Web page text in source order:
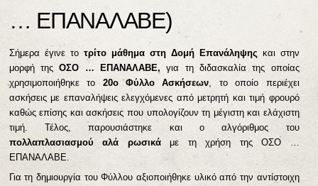
… ΕΠΑΝΑΛΑΒΕ)
Σήμερα έγινε το τρίτομάθημα στη Δομή Επανάληψης και στην
μορφή τηςΟΣΟ … ΕΠΑΝΑΛΑΒΕ, για τη διδασκαλία της οποίας
χρησιμοποιήθηκε το 20ο Φύλλο Ασκήσεων , το οποίο περιέχει
ασκήσεις με επαναλήψεις ελεγχόμενες από μετρητή και τιμή φρουρό
καθώς επίσης και ασκήσεις που υπολογίζουν τη μέγιστη και ελάχιστη
τιμή. Τέλος, παρουσιάστηκε και ο αλγόριθμος του
πολλαπλασιασμού αλά ρωσικάμε τη χρήση της ΟΣΟ …
ΕΠΑΝΑΛΑΒΕ.
Για τη δημιουργία του Φύλλου αξιοποιήθηκε υλικό από την αντίστοιχη